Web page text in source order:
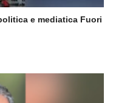
e mediatica Fuori